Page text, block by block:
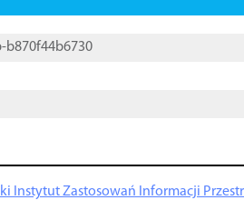
b870f44b6730
Instytut Zastosowań Informacji